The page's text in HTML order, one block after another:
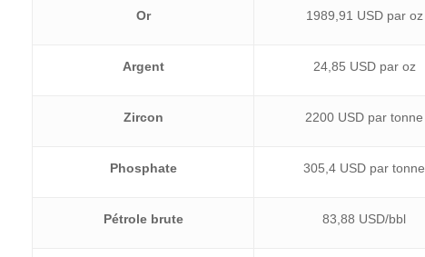
Or 1989,91 USD par oz
Argent 24,85 USD par oz
Zircon 2200 USD par tonne
Phosphate 305,4 USD par tonne
Pétrole brute 83,88 USD/bbl